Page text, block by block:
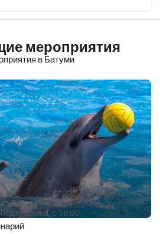
мероприятия
в Батуми
с 16:00.